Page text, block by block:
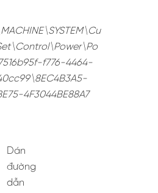
f776-4464-
4F3044BE88A7
Dán
đường
dẫn